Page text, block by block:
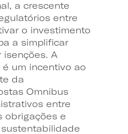
a crescente
entre
o investimento
a simplificar
isenções. A
é um incentivo ao
da
Omnibus
entre
obrigações e